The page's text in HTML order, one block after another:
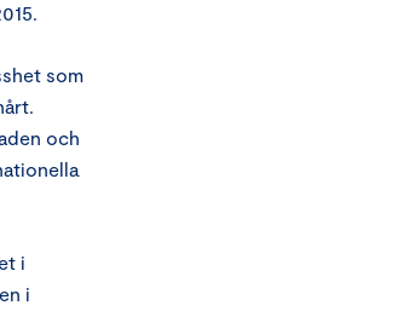
som
och
i
i